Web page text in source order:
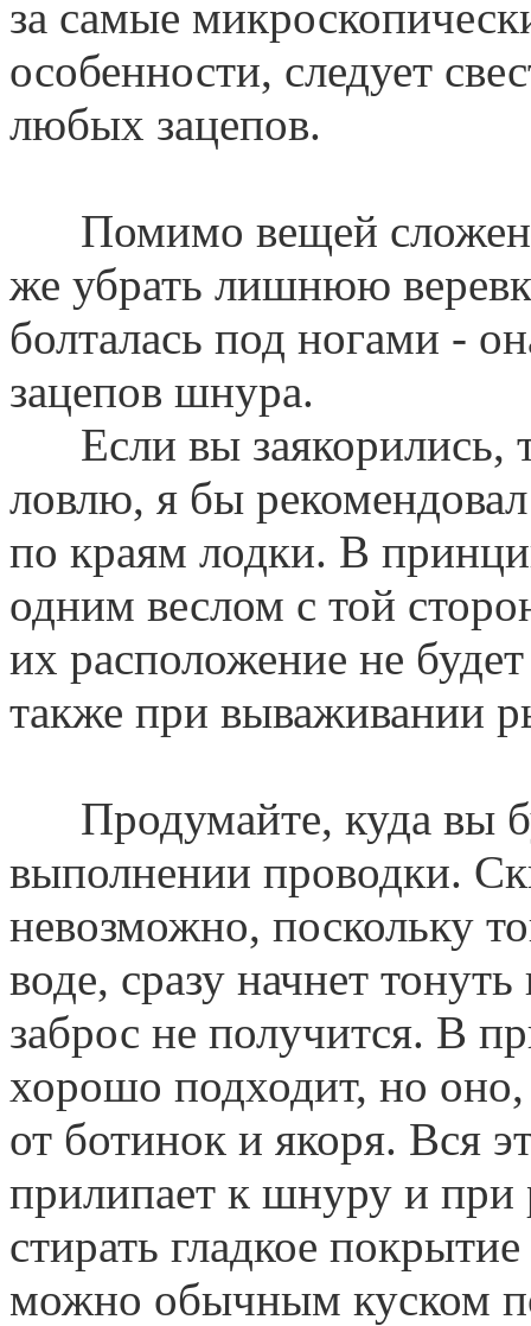
за самые
особенности, следует
любых зацепов.
Помимо вещей
же убрать лишнюю
болталась под ногами -
зацепов шнура.
Если вы заякорились,
ловлю, я бы
по краям лодки. В
одним веслом с той
их расположение не
также при вываживании
Продумайте, куда вы
выполнении проводки.
невозможно, поскольку
воде, сразу начнет
заброс не получится. В
хорошо подходит, но оно,
от ботинок и якоря. Вся
прилипает к шнуру и при
стирать гладкое
можно обычным куском